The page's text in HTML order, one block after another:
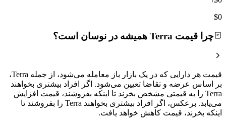
$0
چرا قیمت Terra همیشه در نوسان است؟
قیمت هر دارایی که در یک بازار باز معامله می‌شود، از جمله Terra،
بر اساس عرضه و تقاضا تعیین می‌شود. اگر افراد بیشتری بخواهند
Terra را به قیمتی مشخص بخرند تا اینکه بفروشند، قیمت افزایش
می‌یابد. برعکس، اگر افراد بیشتری بخواهند Terra را بفروشند تا
اینکه بخرند، قیمت کاهش خواهد یافت.